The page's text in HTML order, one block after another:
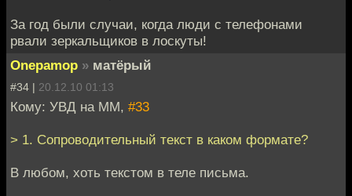
За год были случаи, когда люди с телефонами
рвали зеркальщиков в лоскуты!
Onepamop » матёрый
#34 | 20.12.10 01:13
Кому: УВД на ММ, #33
> 1. Сопроводительный текст в каком формате?
В любом, хоть текстом в теле письма.